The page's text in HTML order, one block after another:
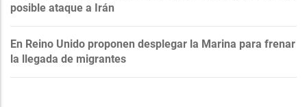
posible ataque a Irán
En Reino Unido proponen desplegar la Marina para frenar
la llegada de migrantes